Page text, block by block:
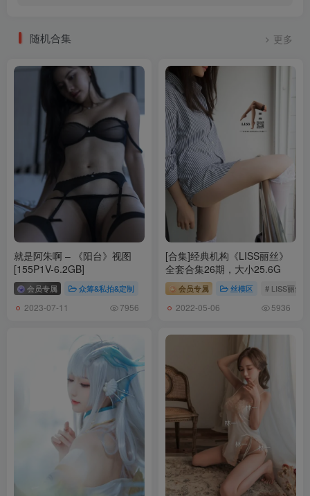
随机合集 更多
就是阿朱啊 – 《阳台》视图
[155P1V-6.2GB]
会员专属 众筹&私拍&定制
2023-07-11 7956
[合集]经典机构《LISS丽丝》
全套合集26期，大小25.6G
会员专属 丝模区 # LISS丽丝
2022-05-06 5936